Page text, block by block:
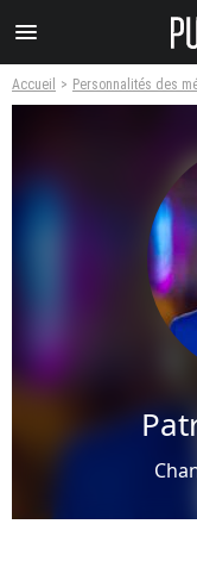
menu
Accueil Personnalités des